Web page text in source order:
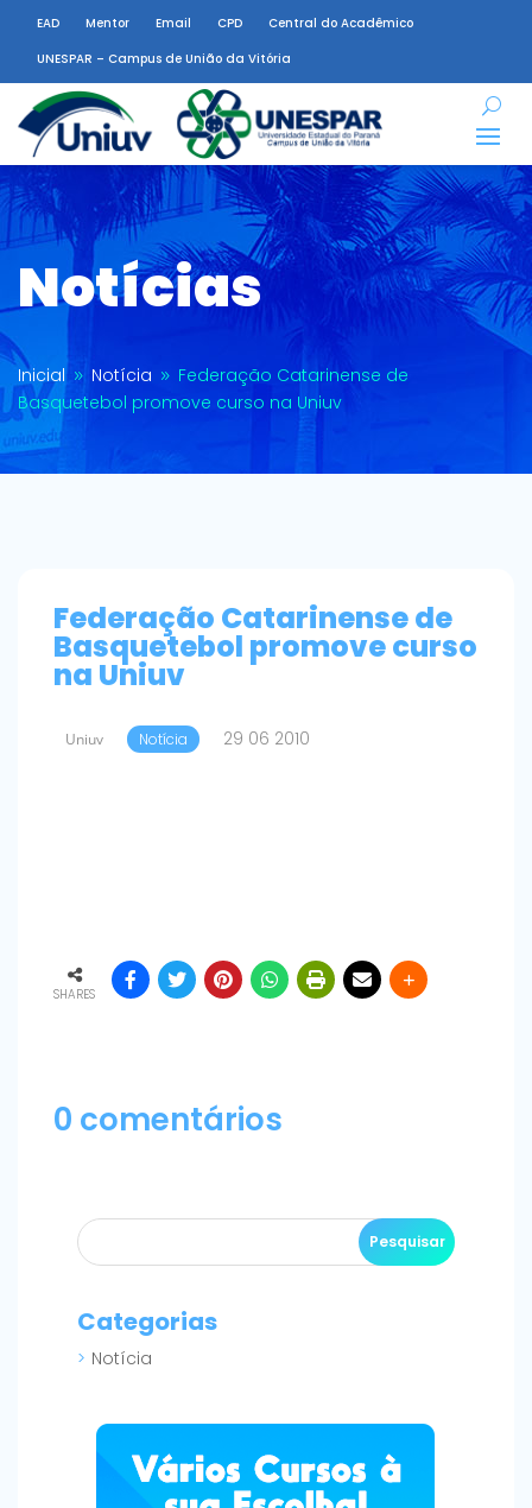
EAD Mentor Email CPD
Central do Acadêmico
UNESPAR – Campus de União da Vitória
Notícias
Inicial 9 Notícia 9 Federação Catarinense de
Basquetebol promove curso na Uniuv
Federação Catarinense de
Basquetebol promove curso
na Uniuv
Uniuv Notícia 29 06 2010
SHARES
0 comentários
Categorias
Notícia